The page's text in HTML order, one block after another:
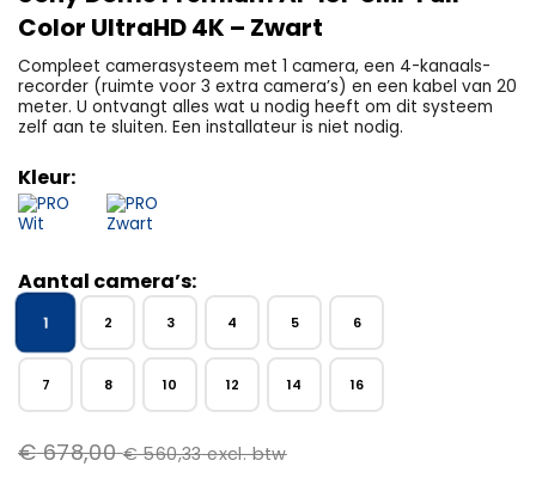
Color UltraHD 4K – Zwart
Compleet camerasysteem met 1 camera, een 4-kanaals-
recorder (ruimte voor 3 extra camera’s) en een kabel van 20
meter. U ontvangt alles wat u nodig heeft om dit systeem
zelf aan te sluiten. Een installateur is niet nodig.
Kleur:
Aantal camera’s:
1 2 3 4 5 6
7 8 10 12 14 16
€678,00 €560,33excl. btw